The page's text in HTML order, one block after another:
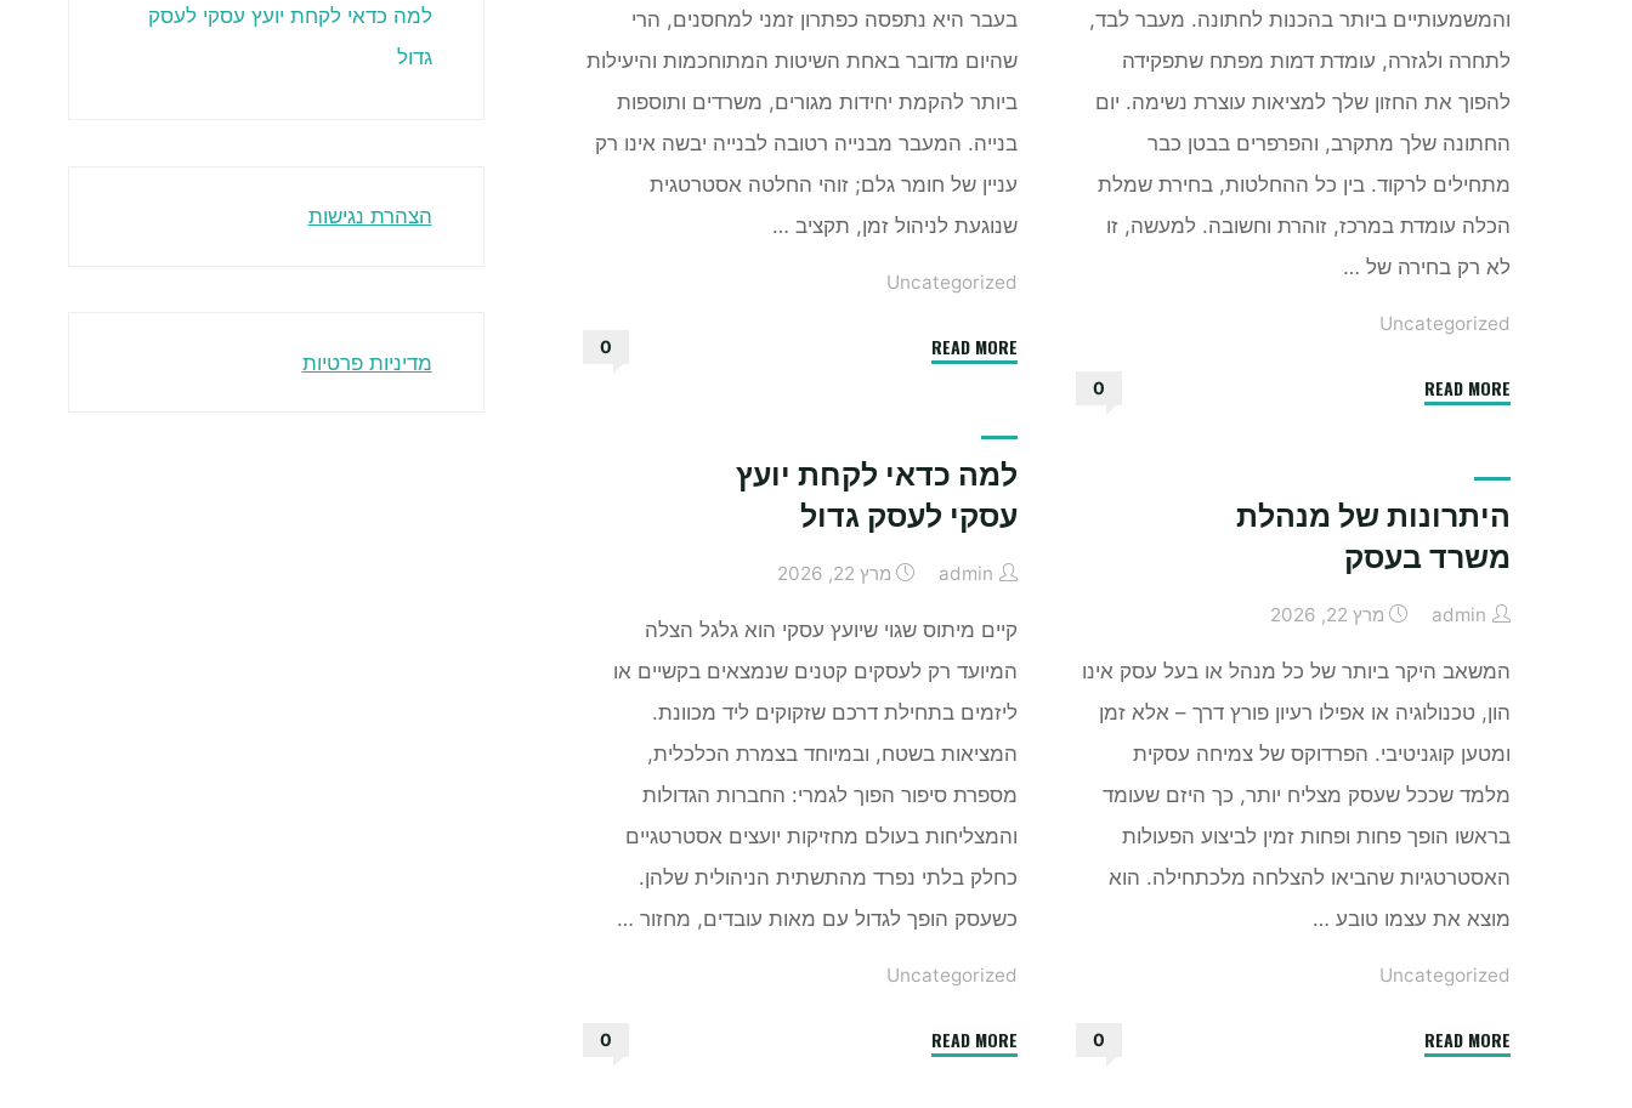
￼"
והמשמעותיים ביותר בהכנות לחתונה. מעבר לבד,
לתחרה ולגזרה, עומדת דמות מפתח שתפקידה
להפוך את החזון שלך למציאות עוצרת נשימה. יום
החתונה שלך מתקרב, והפרפרים בבטן כבר
מתחילים לרקוד. בין כל ההחלטות, בחירת שמלת
הכלה עומדת במרכז, זוהרת וחשובה. למעשה, זו
לא רק בחירה של …
Uncategorized
READ MORE"מאחורי
הסודות
לבחירת
העיצובית
0
בעבר היא נתפסה כפתרון זמני למחסנים, הרי
שהיום מדובר באחת השיטות המתוחכמות והיעילות
ביותר להקמת יחידות מגורים, משרדים ותוספות
בנייה. המעבר מבנייה רטובה לבנייה יבשה אינו רק
עניין של חומר גלם; זוהי החלטה אסטרטגית
שנוגעת לניהול זמן, תקציב …
Uncategorized
READ MORE
בניה
קלה"
0
למה כדאי לקחת יועץ
עסקי לעסק גדול
admin מרץ 22, 2026
קיים מיתוס שגוי שיועץ עסקי הוא גלגל הצלה
המיועד רק לעסקים קטנים שנמצאים בקשיים או
ליזמים בתחילת דרכם שזקוקים ליד מכוונת.
המציאות בשטח, ובמיוחד בצמרת הכלכלית,
מספרת סיפור הפוך לגמרי: החברות הגדולות
והמצליחות בעולם מחזיקות יועצים אסטרטגיים
כחלק בלתי נפרד מהתשתית הניהולית שלהן.
כשעסק הופך לגדול עם מאות עובדים, מחזור …
Uncategorized
READ MORE
0
היתרונות של מנהלת
משרד בעסק
admin מרץ 22, 2026
המשאב היקר ביותר של כל מנהל או בעל עסק אינו
הון, טכנולוגיה או אפילו רעיון פורץ דרך – אלא זמן
ומטען קוגניטיבי. הפרדוקס של צמיחה עסקית
מלמד שככל שעסק מצליח יותר, כך היזם שעומד
בראשו הופך פחות ופחות זמין לביצוע הפעולות
האסטרטגיות שהביאו להצלחה מלכתחילה. הוא
מוצא את עצמו טובע …
Uncategorized
READ MORE"היתרונות
0
למה כדאי לקחת יועץ עסקי לעסק
גדול
הצהרת נגישות
מדיניות פרטיות